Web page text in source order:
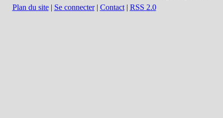
Plan du site| Se connecter| Contact| RSS 2.0